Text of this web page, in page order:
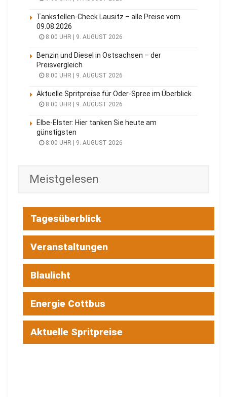
Tankstellen-Check Lausitz – alle Preise vom
09.08.2026
8:00 UHR | 9. AUGUST 2026
Benzin und Diesel in Ostsachsen – der
Preisvergleich
8:00 UHR | 9. AUGUST 2026
Aktuelle Spritpreise für Oder-Spree im Überblick
8:00 UHR | 9. AUGUST 2026
Elbe-Elster: Hier tanken Sie heute am
günstigsten
8:00 UHR | 9. AUGUST 2026
Meistgelesen
Tagesüberblick
Veranstaltungen
Blaulicht
Energie Cottbus
Aktuelle Spritpreise